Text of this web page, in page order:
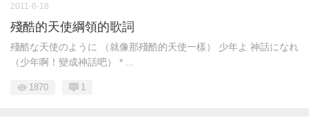
2011-6-18
殘酷的天使綱領的歌詞
殘酷な天使のように （就像那殘酷的天使一樣） 少年よ 神話になれ
（少年啊！變成神話吧） * ...
1870 1